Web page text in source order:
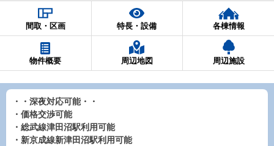
間取・区画 特長・設備 各棟情報
物件概要 周辺地図 周辺施設
・・深夜対応可能・・
・価格交渉可能
・総武線津田沼駅利用可能
・新京成線新津田沼駅利用可能